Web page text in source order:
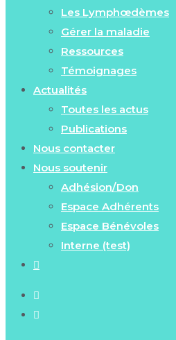
Les Lymphœdèmes
Gérer la maladie
Ressources
Témoignages
Actualités
Toutes les actus
Publications
Nous contacter
Nous soutenir
Adhésion/Don
Espace Adhérents
Espace Bénévoles
Interne (test)